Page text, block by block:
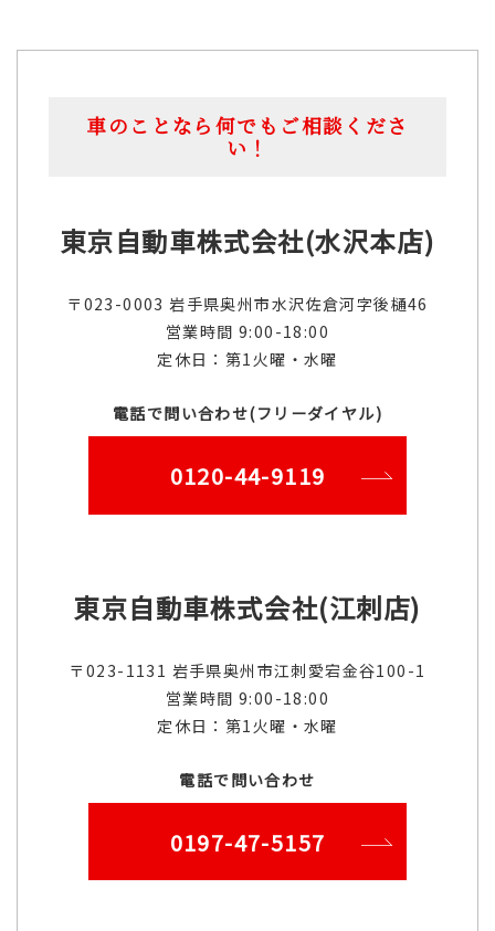
車のことなら何でもご相談くださ
い！
東京自動車株式会社(水沢本店)
〒023-0003 岩手県奥州市水沢佐倉河字後樋46
営業時間 9:00-18:00
定休日：第1火曜・水曜
電話で問い合わせ(フリーダイヤル)
0120-44-9119
東京自動車株式会社(江刺店)
〒023-1131 岩手県奥州市江刺愛宕金谷100-1
営業時間 9:00-18:00
定休日：第1火曜・水曜
電話で問い合わせ
0197-47-5157